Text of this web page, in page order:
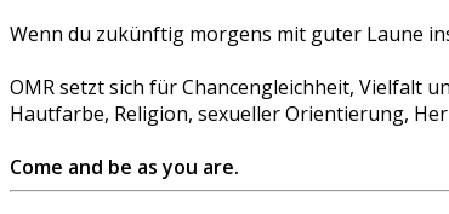
Wenn du zukünftig morgens mit guter Laune
OMR setzt sich für Chancengleichheit, Vielfalt
Hautfarbe, Religion, sexueller Orientierung,
Come and be as you are.